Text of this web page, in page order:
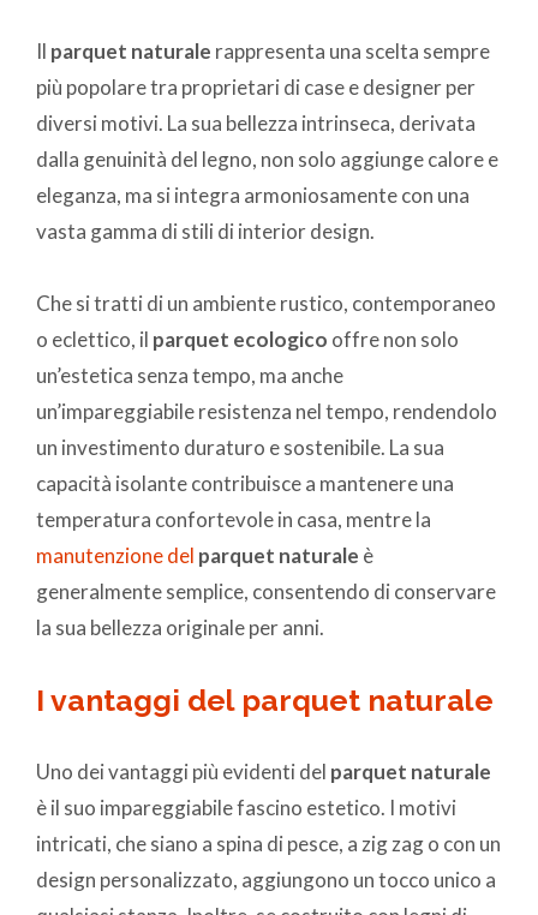
Il parquet naturale rappresenta una scelta sempre
più popolare tra proprietari di case e designer per
diversi motivi. La sua bellezza intrinseca, derivata
dalla genuinità del legno, non solo aggiunge calore e
eleganza, ma si integra armoniosamente con una
vasta gamma di stili di interior design.
Che si tratti di un ambiente rustico, contemporaneo
o eclettico, il parquet ecologico offre non solo
un’estetica senza tempo, ma anche
un’impareggiabile resistenza nel tempo, rendendolo
un investimento duraturo e sostenibile. La sua
capacità isolante contribuisce a mantenere una
temperatura confortevole in casa, mentre la
manutenzione del parquet naturale è
generalmente semplice, consentendo di conservare
la sua bellezza originale per anni.
I vantaggi del parquet naturale
Uno dei vantaggi più evidenti del parquet naturale
è il suo impareggiabile fascino estetico. I motivi
intricati, che siano a spina di pesce, a zig zag o con un
design personalizzato, aggiungono un tocco unico a